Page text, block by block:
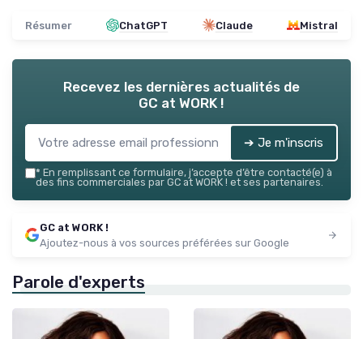
Résumer ChatGPT Claude Mistral
Recevez les dernières actualités de
GC at WORK !
➔ Je m'inscris
* En remplissant ce formulaire, j’accepte d’être contacté(e) à
des fins commerciales par GC at WORK ! et ses partenaires.
GC at WORK !
Ajoutez-nous à vos sources préférées sur Google
Parole d'experts